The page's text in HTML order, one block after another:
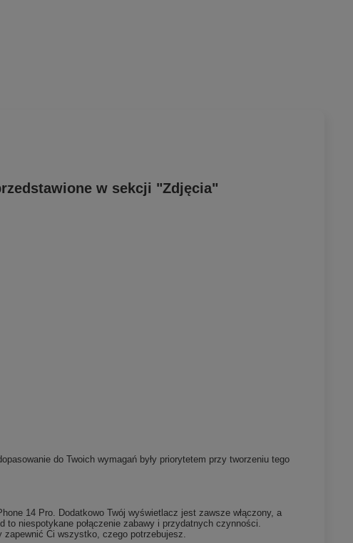
w sekcji "Zdjęcia"
do Twoich wymagań były priorytetem przy tworzeniu tego
14 Pro. Dodatkowo Twój wyświetlacz jest zawsze włączony, a
to niespotykane połączenie zabawy i przydatnych czynności.
zapewnić Ci wszystko, czego potrzebujesz.